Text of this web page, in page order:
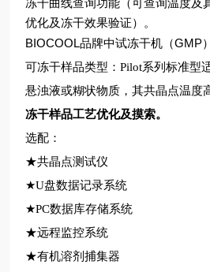
冻干曲线查询功能（可查询温度及
优化及冻干效果验证）。
BIOCOOL品牌中试冻干机（GMP）
可冻干样品类型：Pilot系列标准型
悬浊液或糊状物质，其共晶点温度
冻干样品工艺优化及摸索。
选配：
★共晶点测试仪
★U盘数据记录系统
★PC数据库存储系统
★远程监控系统
★有机溶剂捕集器